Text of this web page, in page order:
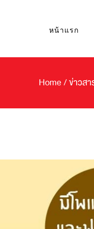
หน้าแรก
Home/ข่าวสา